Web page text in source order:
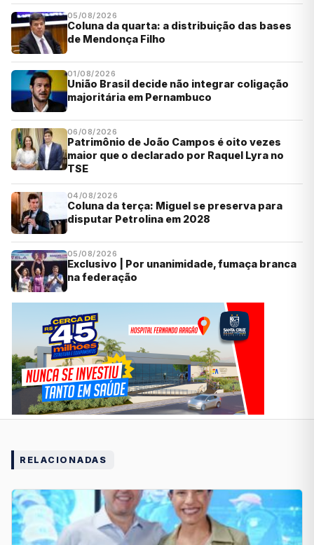
05/08/2026
Coluna da quarta: a distribuição das bases
de Mendonça Filho
01/08/2026
União Brasil decide não integrar coligação
majoritária em Pernambuco
06/08/2026
Patrimônio de João Campos é oito vezes
maior que o declarado por Raquel Lyra no
TSE
04/08/2026
Coluna da terça: Miguel se preserva para
disputar Petrolina em 2028
05/08/2026
Exclusivo | Por unanimidade, fumaça branca
na federação
RELACIONADAS